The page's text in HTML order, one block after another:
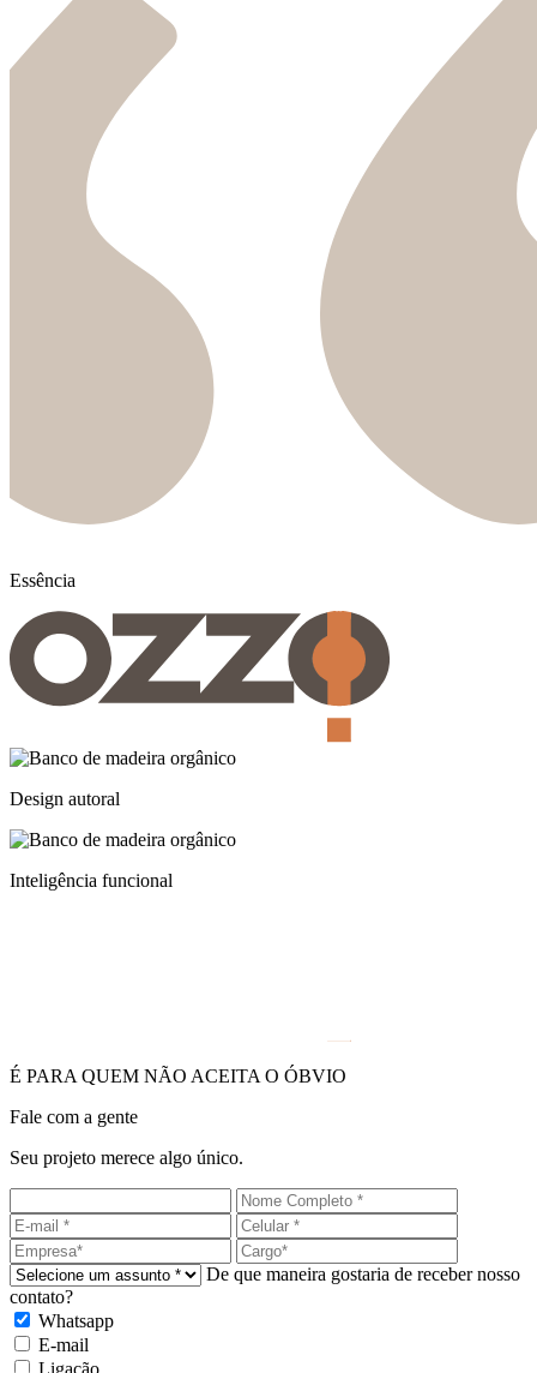
Essência
Design autoral
Inteligência funcional
É PARA QUEM NÃO ACEITA O ÓBVIO
Fale com a gente
Seu projeto merece algo único.
De que maneira gostaria de receber nosso
contato?
Whatsapp
E-mail
Ligação